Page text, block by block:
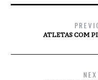
ATLETAS COM